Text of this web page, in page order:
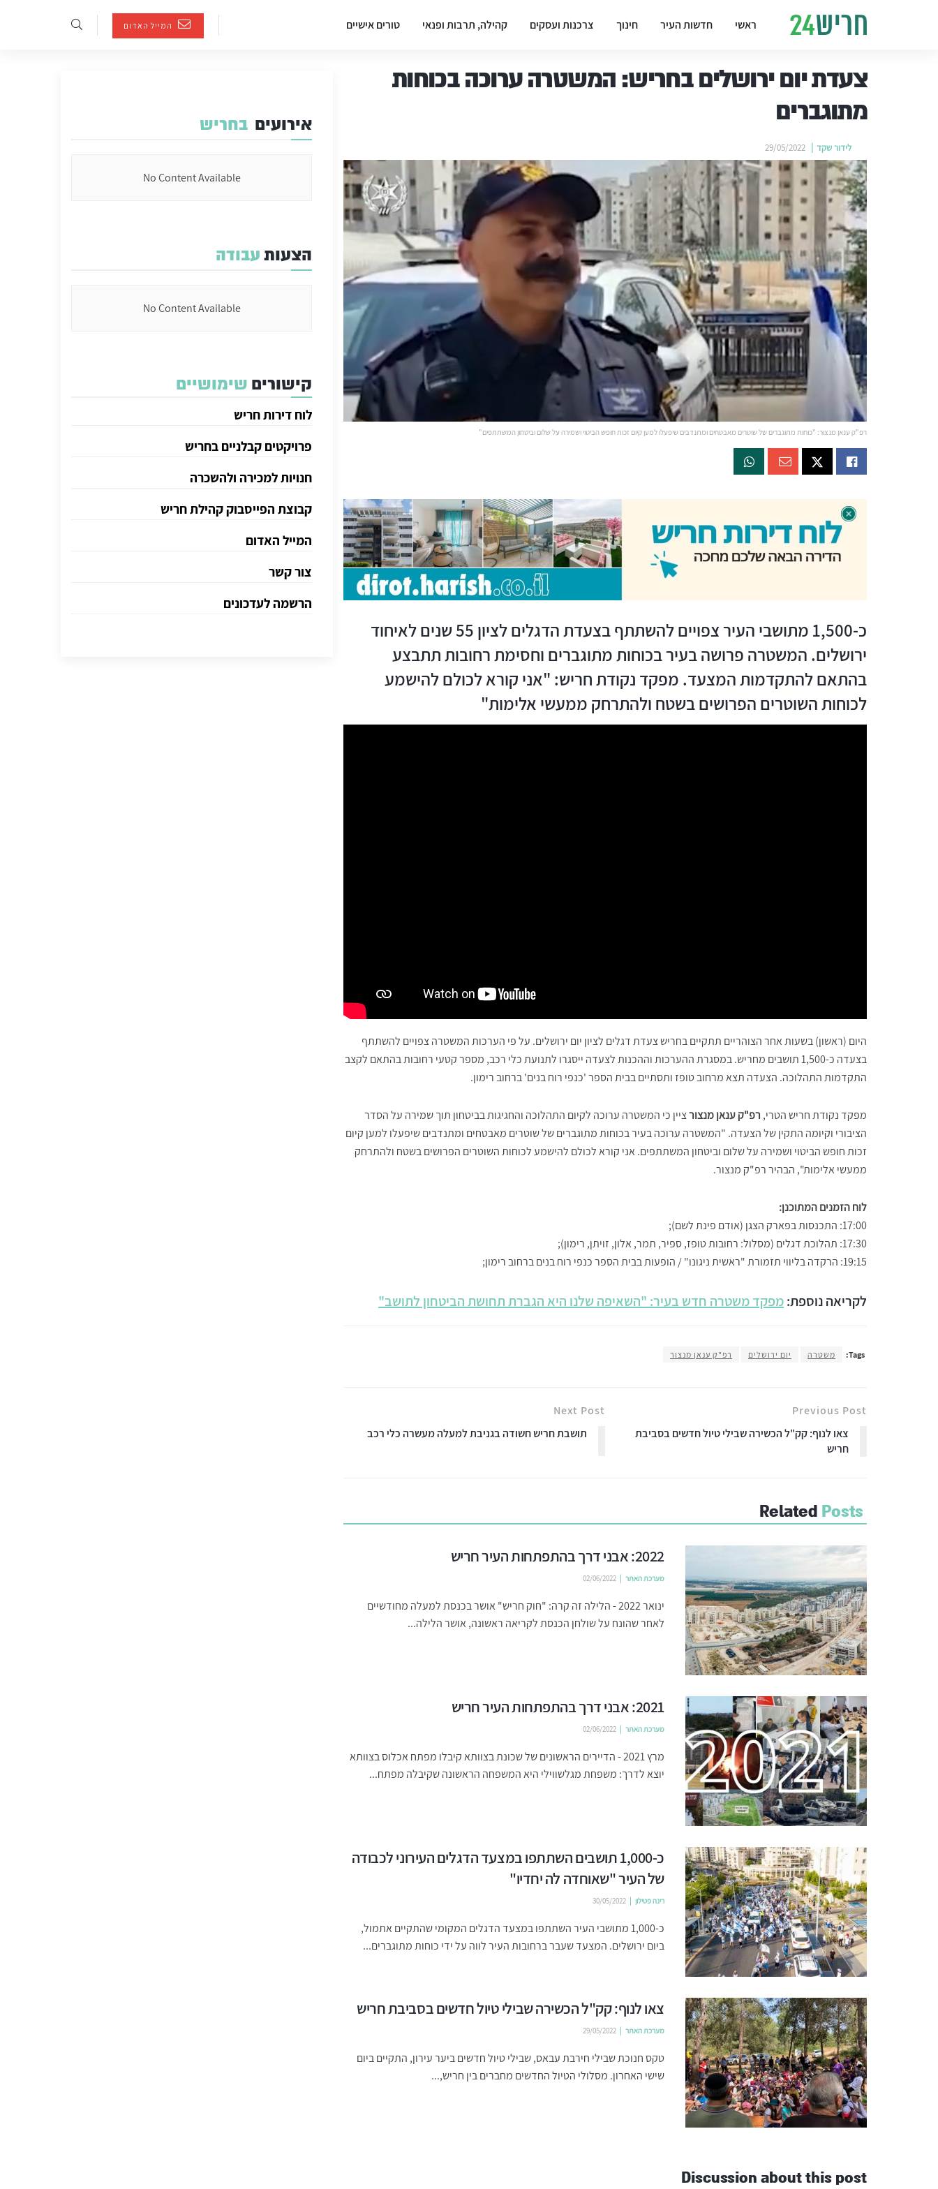
ראשי חדשות העיר חינוך צרכנות ועסקים קהילה, תרבות ופנאי טורים אישיים המייל האדום
צעדת יום ירושלים בחריש: המשטרה ערוכה בכוחות
מתוגברים
לידור שקד 29/05/2022
רפ"ק ענאן מנצור: "כוחות מתוגברים של שוטרים מאבטחים ומתנדבים שיפעלו למען קיום זכות חופש הביטוי ושמירה על שלום וביטחון המשתתפים"
כ-1,500 מתושבי העיר צפויים להשתתף בצעדת הדגלים לציון 55 שנים לאיחוד
ירושלים. המשטרה פרושה בעיר בכוחות מתוגברים וחסימת רחובות תתבצע
בהתאם להתקדמות המצעד. מפקד נקודת חריש: "אני קורא לכולם להישמע
לכוחות השוטרים הפרושים בשטח ולהתרחק ממעשי אלימות"
היום (ראשון) בשעות אחר הצוהריים תתקיים בחריש צעדת דגלים לציון יום ירושלים. על פי הערכות המשטרה צפויים להשתתף
בצעדה כ-1,500 תושבים מחריש. במסגרת ההערכות וההכנות לצעדה ייסגרו לתנועת כלי רכב, מספר קטעי רחובות בהתאם לקצב
התקדמות התהלוכה. הצעדה תצא מרחוב טופז ותסתיים בבית הספר 'כנפי רוח בנים' ברחוב רימון.
מפקד נקודת חריש הטרי, רפ"ק ענאן מנצורציין כי המשטרה ערוכה לקיום התהלוכה והחגיגות בביטחון תוך שמירה על הסדר
הציבורי וקיומה התקין של הצעדה. "המשטרה ערוכה בעיר בכוחות מתוגברים של שוטרים מאבטחים ומתנדבים שיפעלו למען קיום
זכות חופש הביטוי ושמירה על שלום וביטחון המשתתפים. אני קורא לכולם להישמע לכוחות השוטרים הפרושים בשטח ולהתרחק
ממעשי אלימות", הבהיר רפ"ק מנצור.
לוח הזמנים המתוכנן:
17:00: התכנסות בפארק הצגן (אודם פינת לשם);
17:30: תהלוכת דגלים (מסלול: רחובות טופז, ספיר, תמר, אלון, זויתן, רימון);
19:15: הרקדה בליווי תזמורת "ראשית ניגונו" / הופעות בבית הספר כנפי רוח בנים ברחוב רימון;
לקריאה נוספת:מפקד משטרה חדש בעיר: "השאיפה שלנו היא הגברת תחושת הביטחון לתושב"
Tags: משטרה יום ירושלים רפ"ק ענאן מנצור
Previous Post
צאו לנוף: קק"ל הכשירה שבילי טיול חדשים בסביבת
חריש
Next Post
תושבת חריש חשודה בגניבת למעלה מעשרה כלי רכב
Related Posts
2022: אבני דרך בהתפתחות העיר חריש
מערכת האתר 02/06/2022
ינואר 2022 - הלילה זה קרה: "חוק חריש" אושר בכנסת למעלה מחודשיים
לאחר שהונח על שולחן הכנסת לקריאה ראשונה, אושר הלילה...
2021: אבני דרך בהתפתחות העיר חריש
מערכת האתר 02/06/2022
מרץ 2021 - הדיירים הראשונים של שכונת בצוותא קיבלו מפתח אכלוס בצוותא
יוצא לדרך: משפחת מגלשווילי היא המשפחה הראשונה שקיבלה מפתח...
כ-1,000 תושבים השתתפו במצעד הדגלים העירוני לכבודה
של העיר "שאוחדה לה יחדיו"
רינה פטילון 30/05/2022
כ-1,000 מתושבי העיר השתתפו במצעד הדגלים המקומי שהתקיים אתמול,
ביום ירושלים. המצעד שעבר ברחובות העיר לווה על ידי כוחות מתוגברים...
צאו לנוף: קק"ל הכשירה שבילי טיול חדשים בסביבת חריש
מערכת האתר 29/05/2022
טקס חנוכת שבילי חירבת עבאס, שבילי טיול חדשים ביער עירון, התקיים ביום
שישי האחרון. מסלולי הטיול החדשים מחברים בין חריש,...
Discussion about this post
אירועים בחריש
No Content Available
הצעותעבודה
No Content Available
קישורים שימושיים
לוח דירות חריש
פרויקטים קבלניים בחריש
חנויות למכירה ולהשכרה
קבוצת הפייסבוק קהילת חריש
המייל האדום
צור קשר
הרשמה לעדכונים